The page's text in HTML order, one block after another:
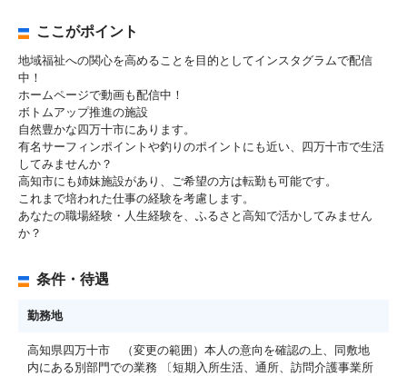
ここがポイント
地域福祉への関心を高めることを目的としてインスタグラムで配信
中！
ホームページで動画も配信中！
ボトムアップ推進の施設
自然豊かな四万十市にあります。
有名サーフィンポイントや釣りのポイントにも近い、四万十市で生活
してみませんか？
高知市にも姉妹施設があり、ご希望の方は転勤も可能です。
これまで培われた仕事の経験を考慮します。
あなたの職場経験・人生経験を、ふるさと高知で活かしてみません
か？
条件・待遇
勤務地
高知県四万十市 （変更の範囲）本人の意向を確認の上、同敷地
内にある別部門での業務 〔短期入所生活、通所、訪問介護事業所